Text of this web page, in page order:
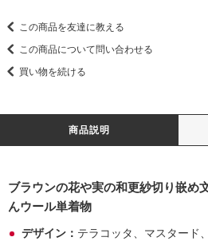
この商品を友達に教える
この商品について問い合わせる
買い物を続ける
商品説明
ブラウンの花や実の和更紗切り嵌め
んウール単着物
デザイン： テラコッタ、マスタード